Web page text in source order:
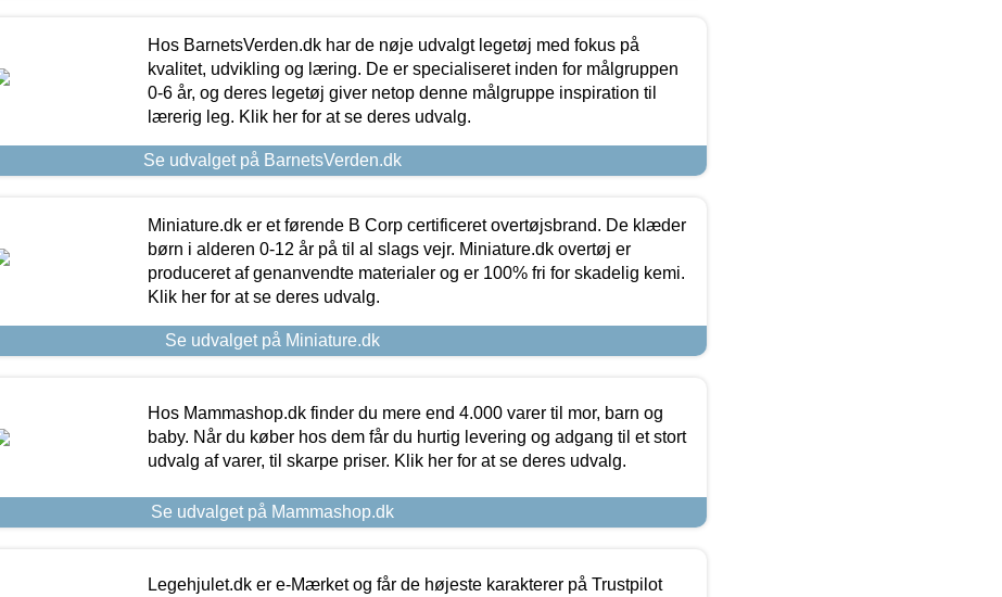
Hos BarnetsVerden.dk har de nøje udvalgt legetøj med fokus på
kvalitet, udvikling og læring. De er specialiseret inden for målgruppen
0-6 år, og deres legetøj giver netop denne målgruppe inspiration til
lærerig leg. Klik her for at se deres udvalg.
Se udvalget på BarnetsVerden.dk
Miniature.dk er et førende B Corp certificeret overtøjsbrand. De klæder
børn i alderen 0-12 år på til al slags vejr. Miniature.dk overtøj er
produceret af genanvendte materialer og er 100% fri for skadelig kemi.
Klik her for at se deres udvalg.
Se udvalget på Miniature.dk
Hos Mammashop.dk finder du mere end 4.000 varer til mor, barn og
baby. Når du køber hos dem får du hurtig levering og adgang til et stort
udvalg af varer, til skarpe priser. Klik her for at se deres udvalg.
Se udvalget på Mammashop.dk
Legehjulet.dk er e-Mærket og får de højeste karakterer på Trustpilot